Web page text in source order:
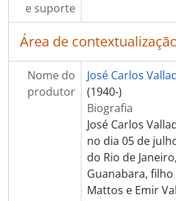
e suporte
Área de
Nome do
produtor
José Carlos
(1940-)
Biografia
José Carlos
no dia 05 de
do Rio de
Guanabara, filho
Mattos e Emir